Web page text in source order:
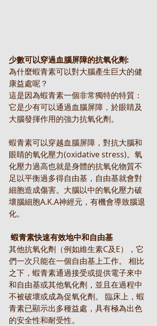
少數可以穿過血腦屏障的抗氧化劑:
為什麼蝦青素可以對大腦產生巨大的健
康益處呢？
這是因為蝦青素一個非常獨特的特質：
它是少有可以通過血腦屏障，於眼睛及
大腦發揮作用的強力抗氧化劑。
蝦青素可以穿越血腦屏障，對抗大腦和
眼睛的氧化壓力(oxidative stress)。氧
化壓力過高也就是身體的抗氧化物質不
足以平衡過多得自由基，自由基就會對
細胞造成傷害。大腦以中的氧化壓力破
壞腦細胞A.K.A神經元，有機會導致腦退
化。
蝦青素快速有效地中和自由基
其他抗氧化劑（例如維生素C及E），它
們一次只能在一個自由基上工作。 相比
之下，蝦青素通過接受或提供電子來中
和自由基或其他氧化劑，並且在過程中
不被破壞或成為促氧化劑。 臨床上，蝦
青素已顯示出多種益處，具有極為出色
的安全性和耐受性。